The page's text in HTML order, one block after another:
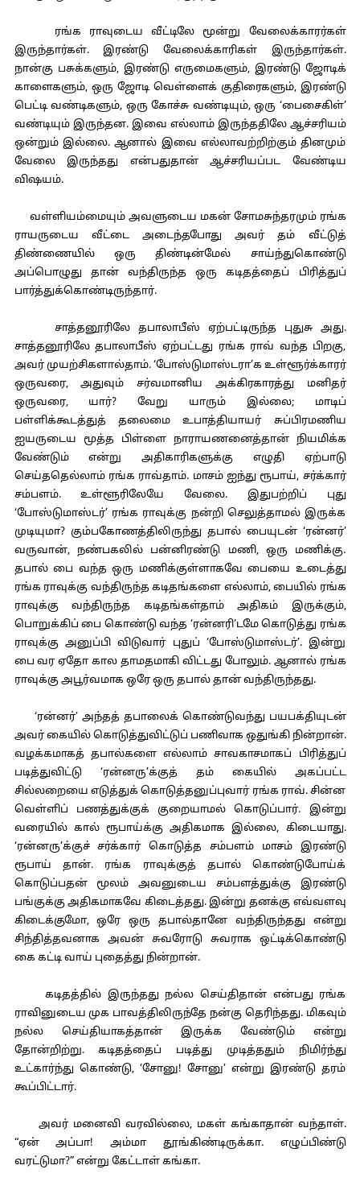
ரங்க ராவுடைய வீட்டிலே மூன்று வேலைக்காரர்கள்
இருந்தார்கள். இரண்டு வேலைக்காரிகள் இருந்தார்கள்.
நான்கு பசுக்களும், இரண்டு எருமைகளும், இரண்டு ஜோடிக்
காளைகளும், ஒரு ஜோடி வெள்ளைக் குதிரைகளும், இரண்டு
பெட்டி வண்டிகளும், ஒரு கோச்சு வண்டியும், ஒரு ‘பைசைகிள்’
வண்டியும் இருந்தன. இவை எல்லாம் இருந்ததிலே ஆச்சரியம்
ஒன்றும் இல்லை. ஆனால் இவை எல்லாவற்றிற்கும் தினமும்
வேலை இருந்தது என்பதுதான் ஆச்சரியப்பட வேண்டிய
விஷயம்.
வள்ளியம்மையும் அவளுடைய மகன் சோமசுந்தரமும் ரங்க
ராயருடைய வீட்டை அடைந்தபோது அவர் தம் வீட்டுத்
திண்ணையில் ஒரு திண்டின்மேல் சாய்ந்துகொண்டு
அப்பொழுது தான் வந்திருந்த ஒரு கடிதத்தைப் பிரித்துப்
பார்த்துக்கொண்டிருந்தார்.
சாத்தனூரிலே தபாலாபீஸ் ஏற்பட்டிருந்த புதுசு அது.
சாத்தனூரிலே தபாலாபீஸ் ஏற்பட்டது ரங்க ராவ் வந்த பிறகு,
அவர் முயற்சிகளால்தாம். ‘போஸ்டுமாஸ்டரா’க உள்ளூர்க்காரர்
ஒருவரை, அதுவும் சர்வமானிய அக்கிரகாரத்து மனிதர்
ஒருவரை, யார்? வேறு யாரும் இல்லை; மாடிப்
பள்ளிக்கூடத்துத் தலைமை உபாத்தியாயர் சுப்பிரமணிய
ஐயருடைய மூத்த பிள்ளை நாராயணனைத்தான் நியமிக்க
வேண்டும் என்று அதிகாரிகளுக்கு எழுதி ஏற்பாடு
செய்ததெல்லாம் ரங்க ராவ்தாம். மாசம் ஐந்து ரூபாய், சர்க்கார்
சம்பளம். உள்ளூரிலேயே வேலை. இதுபற்றிப் புது
‘போஸ்டுமாஸ்டர்’ ரங்க ராவுக்கு நன்றி செலுத்தாமல் இருக்க
முடியுமா? கும்பகோணத்திலிருந்து தபால் பையுடன் ‘ரன்னர்’
வருவான், நண்பகலில் பன்னிரண்டு மணி, ஒரு மணிக்கு.
தபால் பை வந்த ஒரு மணிக்குள்ளாகவே பையை உடைத்து
ரங்க ராவுக்கு வந்திருந்த கடிதங்களை எல்லாம், பையில் ரங்க
ராவுக்கு வந்திருந்த கடிதங்கள்தாம் அதிகம் இருக்கும்,
பொறுக்கிப் பை கொண்டு வந்த ‘ரன்னரி’டமே கொடுத்து ரங்க
ராவுக்கு அனுப்பி விடுவார் புதுப் ‘போஸ்டுமாஸ்டர்’. இன்று
பை வர ஏதோ கால தாமதமாகி விட்டது போலும். ஆனால் ரங்க
ராவுக்கு அபூர்வமாக ஒரே ஒரு தபால் தான் வந்திருந்தது.
‘ரன்னர்’ அந்தத் தபாலைக் கொண்டுவந்து பயபக்தியுடன்
அவர் கையில் கொடுத்துவிட்டுப் பணிவாக ஒதுங்கி நின்றான்.
வழக்கமாகத் தபால்களை எல்லாம் சாவகாசமாகப் பிரித்துப்
படித்துவிட்டு ‘ரன்னரு’க்குத் தம் கையில் அகப்பட்ட
சில்லறையை எடுத்துக் கொடுத்தனுப்புவார் ரங்க ராவ். சின்ன
வெள்ளிப் பணத்துக்குக் குறையாமல் கொடுப்பார். இன்று
வரையில் கால் ரூபாய்க்கு அதிகமாக இல்லை, கிடையாது.
‘ரன்னரு’க்குச் சர்க்கார் கொடுத்த சம்பளம் மாசம் இரண்டு
ரூபாய் தான். ரங்க ராவுக்குத் தபால் கொண்டுபோய்க்
கொடுப்பதன் மூலம் அவனுடைய சம்பளத்துக்கு இரண்டு
பங்குக்கு அதிகமாகவே கிடைத்தது. இன்று தனக்கு எவ்வளவு
கிடைக்குமோ, ஒரே ஒரு தபால்தானே வந்திருந்தது என்று
சிந்தித்தவனாக அவன் சுவரோடு சுவராக ஒட்டிக்கொண்டு
கை கட்டி வாய் புதைத்து நின்றான்.
கடிதத்தில் இருந்தது நல்ல செய்திதான் என்பது ரங்க
ராவினுடைய முக பாவத்திலிருந்தே நன்கு தெரிந்தது. மிகவும்
நல்ல செய்தியாகத்தான் இருக்க வேண்டும் என்று
தோன்றிற்று. கடிதத்தைப் படித்து முடித்ததும் நிமிர்ந்து
உட்கார்ந்து கொண்டு, ‘சோனு! சோனு’ என்று இரண்டு தரம்
கூப்பிட்டார்.
அவர் மனைவி வரவில்லை, மகள் கங்காதான் வந்தாள்.
“ஏன் அப்பா! அம்மா தூங்கிண்டிருக்கா. எழுப்பிண்டு
வரட்டுமா?” என்று கேட்டாள் கங்கா.